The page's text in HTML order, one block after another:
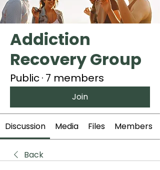
Addiction
Recovery Group
Public· 7 members
Join
Discussion Media Files Members
Back